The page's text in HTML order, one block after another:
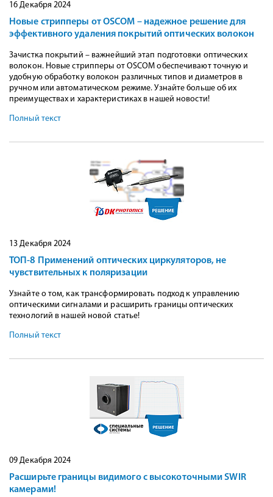
16 Декабря 2024
Новые стрипперы от OSCOM – надежное решение для
эффективного удаления покрытий оптических волокон
Зачистка покрытий – важнейший этап подготовки оптических
волокон. Новые стрипперы от OSCOM обеспечивают точную и
удобную обработку волокон различных типов и диаметров в
ручном или автоматическом режиме. Узнайте больше об их
преимуществах и характеристиках в нашей новости!
Полный текст
13 Декабря 2024
ТОП-8 Применений оптических циркуляторов, не
чувствительных к поляризации
Узнайте о том, как трансформировать подход к управлению
оптическими сигналами и расширить границы оптических
технологий в нашей новой статье!
Полный текст
09 Декабря 2024
Расширьте границы видимого с высокоточными SWIR
камерами!